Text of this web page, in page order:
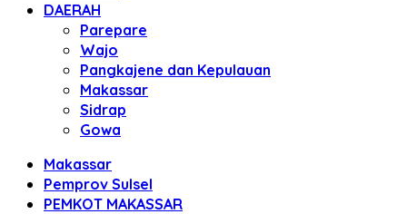
DAERAH
Parepare
Wajo
Pangkajene dan Kepulauan
Makassar
Sidrap
Gowa
Makassar
Pemprov Sulsel
PEMKOT MAKASSAR